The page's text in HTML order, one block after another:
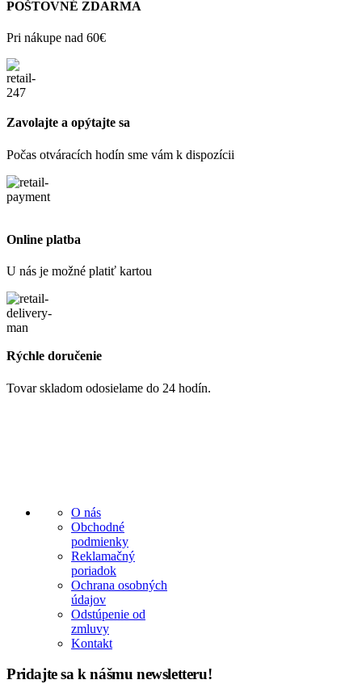
POŠTOVNÉ ZDARMA
Pri nákupe nad 60€
Zavolajte a opýtajte sa
Počas otváracích hodín sme vám k dispozícii
Online platba
U nás je možné platiť kartou
Rýchle doručenie
Tovar skladom odosielame do 24 hodín.
O nás
Obchodné
podmienky
Reklamačný
poriadok
Ochrana osobných
údajov
Odstúpenie od
zmluvy
Kontakt
Pridajte sa k nášmu newsletteru!